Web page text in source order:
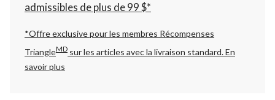
admissibles de plus de 99 $*
*Offre exclusive pour les membres Récompenses
TriangleMD sur les articles avec la livraison standard.En
savoir plus